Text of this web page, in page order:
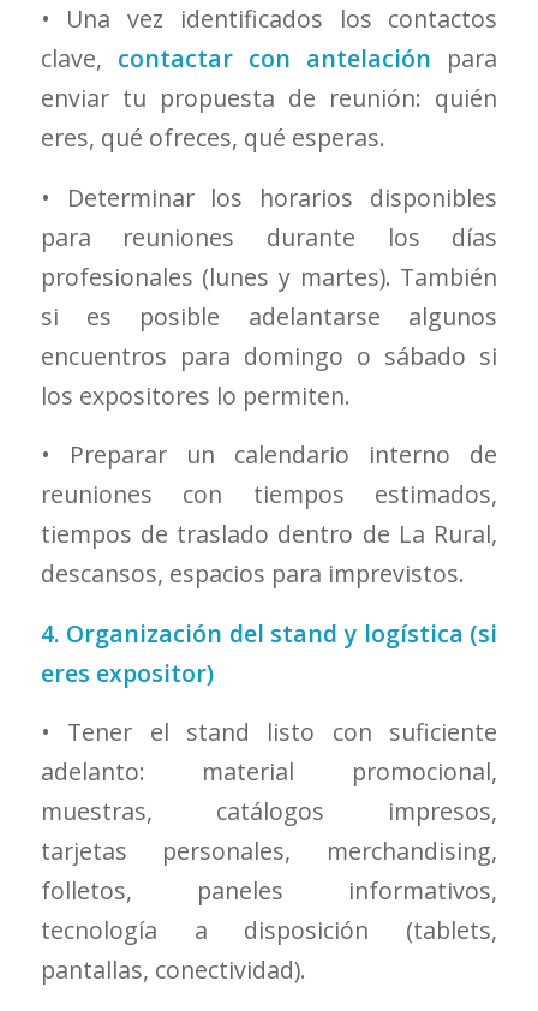
• Una vez identificados los contactos
clave, contactar con antelación para
enviar tu propuesta de reunión: quién
eres, qué ofreces, qué esperas.
• Determinar los horarios disponibles
para reuniones durante los días
profesionales (lunes y martes). También
si es posible adelantarse algunos
encuentros para domingo o sábado si
los expositores lo permiten.
• Preparar un calendario interno de
reuniones con tiempos estimados,
tiempos de traslado dentro de La Rural,
descansos, espacios para imprevistos.
4. Organización del stand y logística (si
eres expositor)
• Tener el stand listo con suficiente
adelanto: material promocional,
muestras, catálogos impresos,
tarjetas personales, merchandising,
folletos, paneles informativos,
tecnología a disposición (tablets,
pantallas, conectividad).